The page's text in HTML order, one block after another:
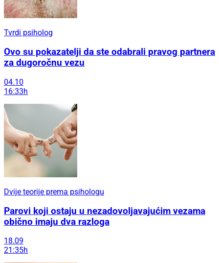
Tvrdi psiholog
Ovo su pokazatelji da ste odabrali pravog partnera
za dugoročnu vezu
04.10
16:33h
Dvije teorije prema psihologu
Parovi koji ostaju u nezadovoljavajućim vezama
obično imaju dva razloga
18.09
21:35h